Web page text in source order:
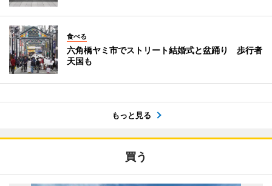
食べる
六角橋ヤミ市でストリート結婚式と盆踊り 歩行者
天国も
もっと見る
買う